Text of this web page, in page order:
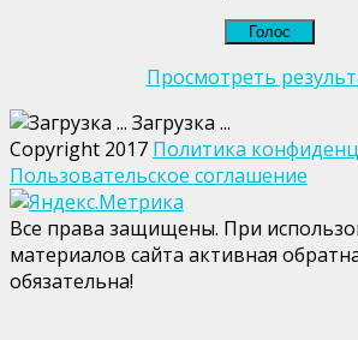
Просмотреть
Загрузка ...
Copyright 2017 Политика
Пользовательское соглашение
Все права защищены. При
материалов сайта активная
обязательна!